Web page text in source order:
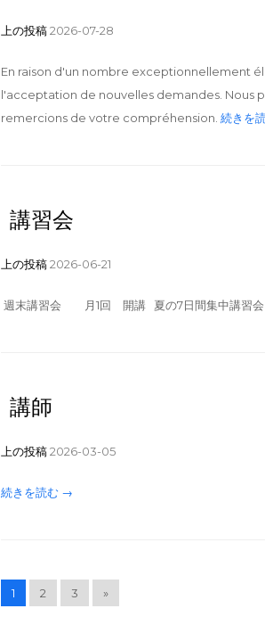
上の投稿2026-07-28
En raison d'un nombre exceptionnellement
l'acceptation de nouvelles demandes. Nous
remercions de votre compréhension. 続きを
講習会
上の投稿2026-06-21
週末講習会 月1回 開講 夏の7日間集中講習
講師
上の投稿2026-03-05
続きを読む →
1 2 3 »